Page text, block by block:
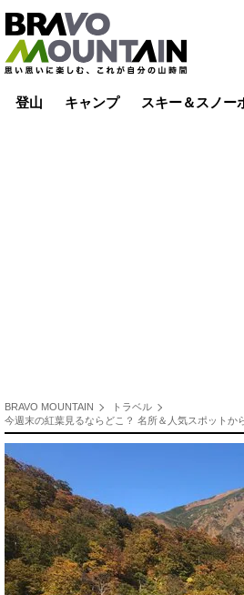
登山 キャンプ スキー＆スノー
BRAVO MOUNTAIN
トラベル
今週末の紅葉見るならどこ？ 名所＆人気スポットか